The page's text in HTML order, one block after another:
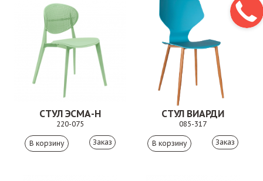
СТУЛ ЭСМА-Н
220-075
Заказ
СТУЛ ВИАРДИ
085-317
Заказ